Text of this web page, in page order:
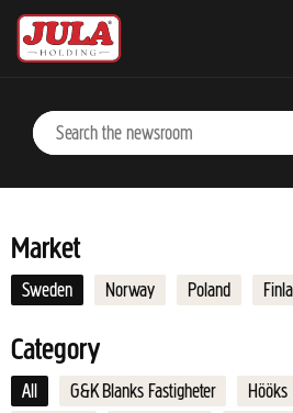
Jump to main content
Market
Sweden Norway Poland
Category
All G&K Blanks Fastigheter Hööks